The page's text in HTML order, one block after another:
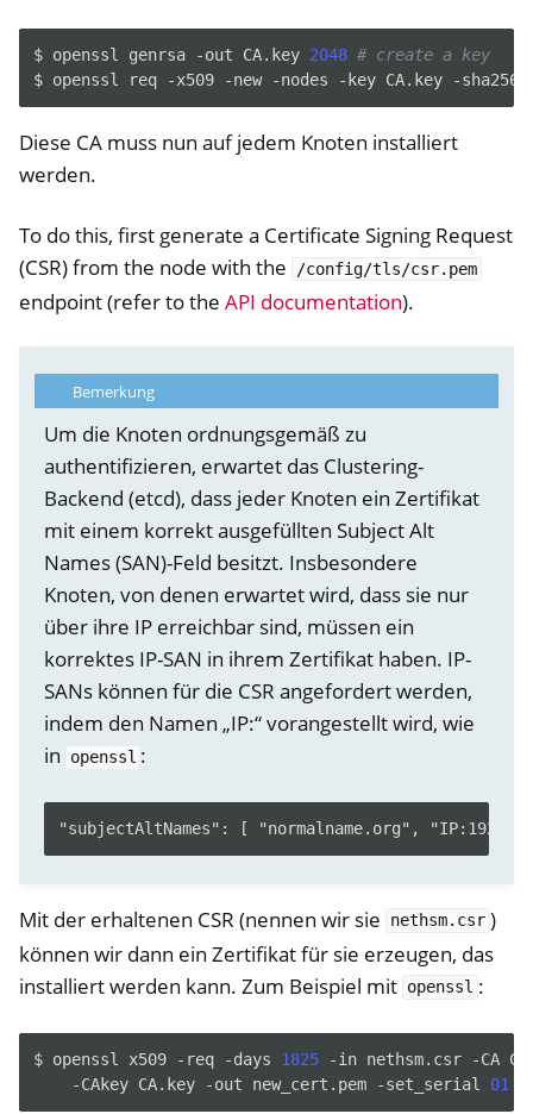
$ openssl genrsa -out CA.key 2048 # create a key
$ openssl req -x509 -new -nodes -key CA.key -sha256
Diese CA muss nun auf jedem Knoten installiert
werden.
To do this, first generate a Certificate Signing Request
(CSR) from the node with the
/config/tls/csr.pem
endpoint (refer to the API documentation).
Bemerkung
Um die Knoten ordnungsgemäß zu
authentifizieren, erwartet das Clustering-
Backend (etcd), dass jeder Knoten ein Zertifikat
mit einem korrekt ausgefüllten Subject Alt
Names (SAN)-Feld besitzt. Insbesondere
Knoten, von denen erwartet wird, dass sie nur
über ihre IP erreichbar sind, müssen ein
korrektes IP-SAN in ihrem Zertifikat haben. IP-
SANs können für die CSR angefordert werden,
indem den Namen „IP:“ vorangestellt wird, wie
in
openssl :
Mit der erhaltenen CSR (nennen wir sie nethsm.csr )
können wir dann ein Zertifikat für sie erzeugen, das
installiert werden kann. Zum Beispiel mit openssl :
$ openssl x509 -req -days 1825 -in nethsm.csr -CA
-CAkey CA.key -out new_cert.pem -set_serial 01